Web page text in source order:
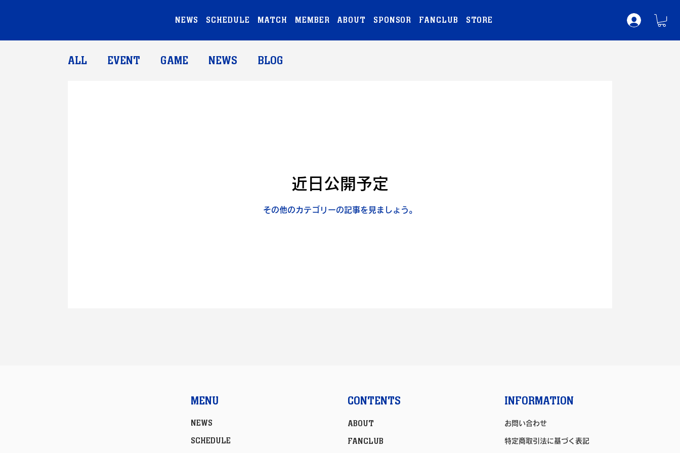
NEWS SCHEDULE MATCH MEMBER ABOUT SPONSOR FANCLUB STORE
ALL EVENT GAME NEWS BLOG
近日公開予定
その他のカテゴリーの記事を見ましょう。
ABOUT
FANCLUB
CONTENTS
NEWS
SCHEDULE
MENU
お問い合わせ
特定商取引法に基づく表記
INFORMATION